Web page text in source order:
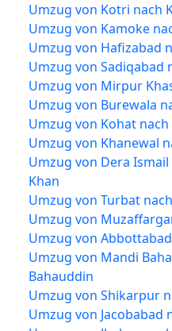
Umzug von Kotri nach
Umzug von Kamoke
Umzug von Hafizabad
Umzug von Sadiqabad
Umzug von Mirpur
Umzug von Burewala
Umzug von Kohat
Umzug von Khanewal
Umzug von Dera
Khan
Umzug von Turbat
Umzug von
Umzug von
Umzug von Mandi
Bahauddin
Umzug von Shikarpur
Umzug von Jacobabad